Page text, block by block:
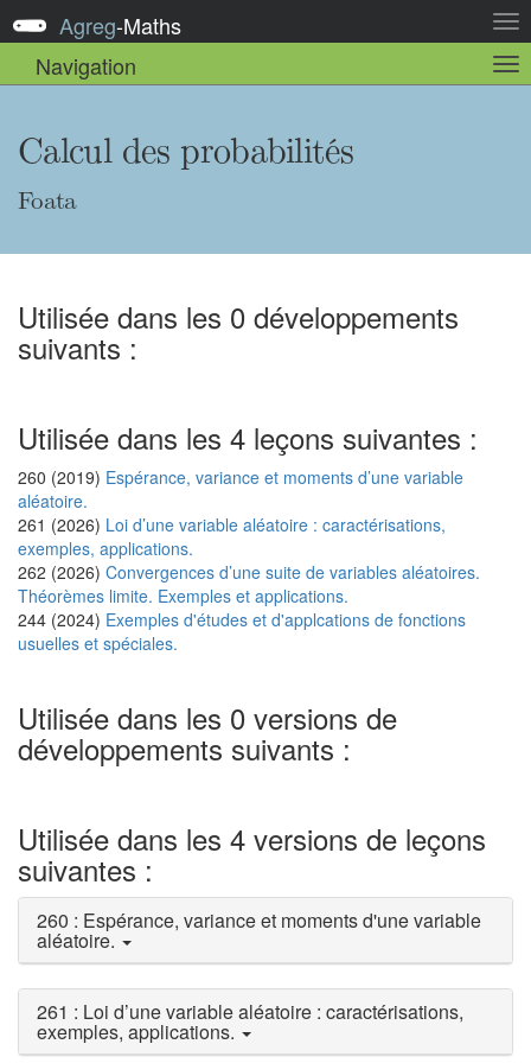
la
Agreg-Maths
Navigation
la
Calcul des probabilités
Foata
Utilisée dans les 0 développements
suivants :
Utilisée dans les 4 leçons suivantes :
260 (2019) Espérance, variance et moments d’une variable
aléatoire.
261 (2026) Loi d’une variable aléatoire : caractérisations,
exemples, applications.
262 (2026) Convergences d’une suite de variables aléatoires.
Théorèmes limite. Exemples et applications.
244 (2024) Exemples d'études et d'applcations de fonctions
usuelles et spéciales.
Utilisée dans les 0 versions de
développements suivants :
Utilisée dans les 4 versions de leçons
suivantes :
260 : Espérance, variance et moments d'une variable
aléatoire.
261 : Loi d’une variable aléatoire : caractérisations,
exemples, applications.